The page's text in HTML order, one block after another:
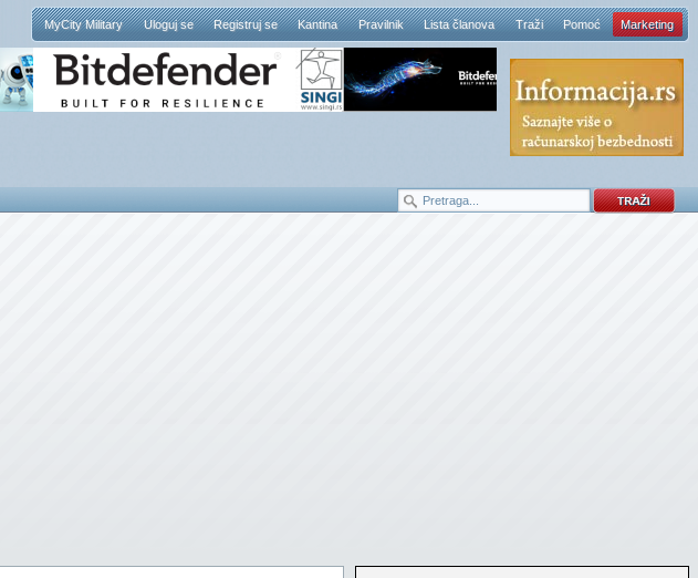
MyCity Military Uloguj se Registruj se Kantina Pravilnik Lista članova Traži Pomoć Marketing